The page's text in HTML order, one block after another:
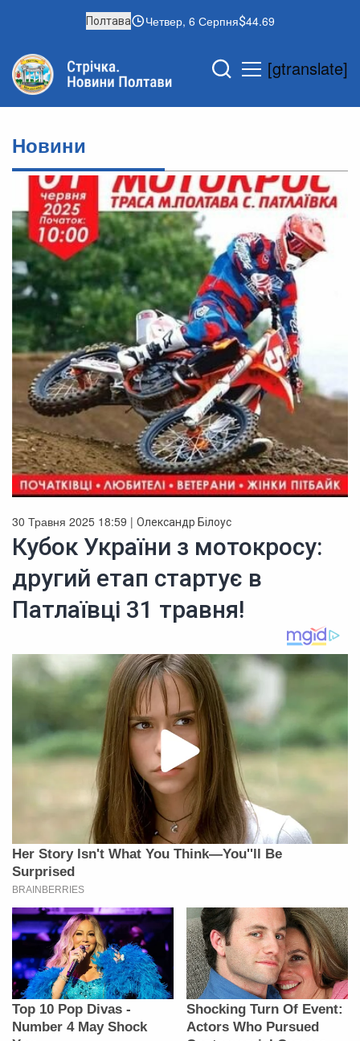
Полтава Четвер, 6 Серпня 44.69
[gtranslate]
Новини
30 Травня 2025 18:59 | Олександр Білоус
Кубок України з мотокросу:
другий етап стартує в
Патлаївці 31 травня!